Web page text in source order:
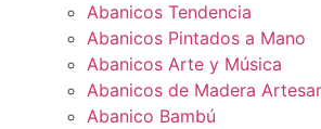
Abanicos Tendencia
Abanicos Pintados a Mano
Abanicos Arte y Música
Abanicos de Madera
Abanico Bambú